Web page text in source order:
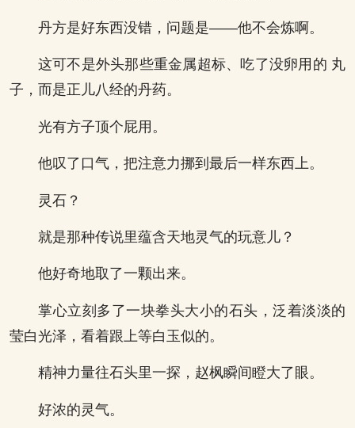
丹方是好东西没错，问题是——他不会炼啊。
这可不是外头那些重金属超标、吃了没卵用的 丸
子，而是正儿八经的丹药。
光有方子顶个屁用。
他叹了口气，把注意力挪到最后一样东西上。
灵石？
就是那种传说里蕴含天地灵气的玩意儿？
他好奇地取了一颗出来。
掌心立刻多了一块拳头大小的石头，泛着淡淡的
莹白光泽，看着跟上等白玉似的。
精神力量往石头里一探，赵枫瞬间瞪大了眼。
好浓的灵气。